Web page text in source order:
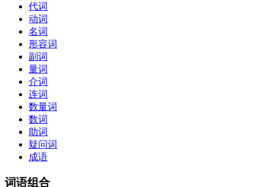
代词
动词
名词
形容词
副词
量词
介词
连词
数量词
数词
助词
疑问词
成语
词语组合